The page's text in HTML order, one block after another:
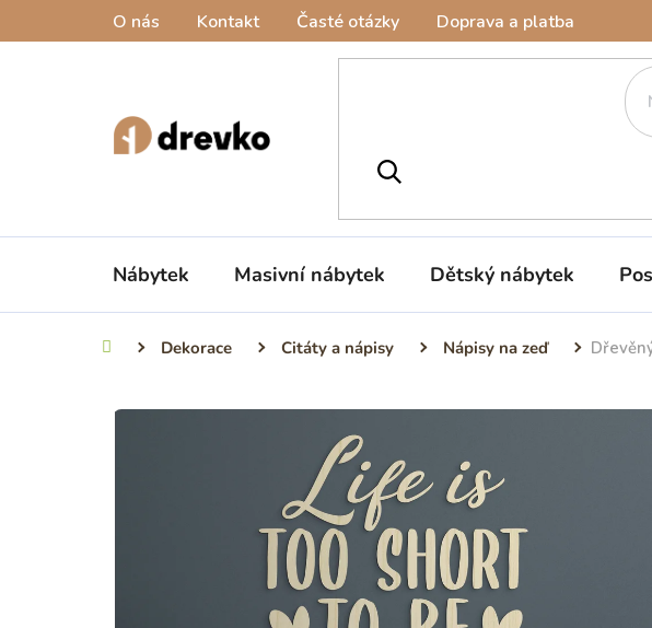
O nás Kontakt Časté otázky Doprava a platba
Nábytek Masivní nábytek Dětský nábytek
Domů Dekorace Citáty a nápisy Nápisy na zeď